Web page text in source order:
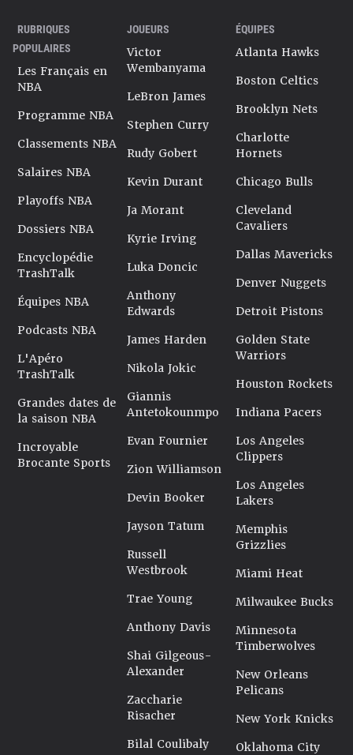
RUBRIQUES
POPULAIRES
Les Français en
NBA
Programme NBA
Classements NBA
Salaires NBA
Playoffs NBA
Dossiers NBA
Encyclopédie
TrashTalk
Équipes NBA
Podcasts NBA
L'Apéro
TrashTalk
Grandes dates de
la saison NBA
Incroyable
Brocante Sports
JOUEURS
Victor
Wembanyama
LeBron James
Stephen Curry
Rudy Gobert
Kevin Durant
Ja Morant
Kyrie Irving
Luka Doncic
Anthony
Edwards
James Harden
Nikola Jokic
Giannis
Antetokounmpo
Evan Fournier
Zion Williamson
Devin Booker
Jayson Tatum
Russell
Westbrook
Trae Young
Anthony Davis
Shai Gilgeous-
Alexander
Zaccharie
Risacher
Bilal Coulibaly
ÉQUIPES
Atlanta Hawks
Boston Celtics
Brooklyn Nets
Charlotte
Hornets
Chicago Bulls
Cleveland
Cavaliers
Dallas Mavericks
Denver Nuggets
Detroit Pistons
Golden State
Warriors
Houston Rockets
Indiana Pacers
Los Angeles
Clippers
Los Angeles
Lakers
Memphis
Grizzlies
Miami Heat
Milwaukee Bucks
Minnesota
Timberwolves
New Orleans
Pelicans
New York Knicks
Oklahoma City